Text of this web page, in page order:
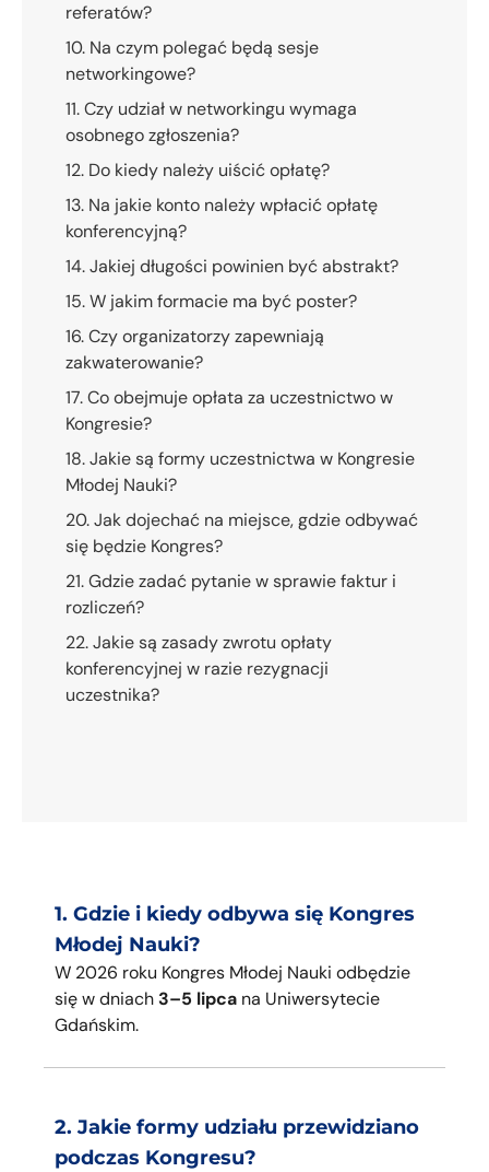
referatów?
10. Na czym polegać będą sesje
networkingowe?
11. Czy udział w networkingu wymaga
osobnego zgłoszenia?
12. Do kiedy należy uiścić opłatę?
13. Na jakie konto należy wpłacić opłatę
konferencyjną?
14. Jakiej długości powinien być abstrakt?
15. W jakim formacie ma być poster?
16. Czy organizatorzy zapewniają
zakwaterowanie?
17. Co obejmuje opłata za uczestnictwo w
Kongresie?
18. Jakie są formy uczestnictwa w Kongresie
Młodej Nauki?
20. Jak dojechać na miejsce, gdzie odbywać
się będzie Kongres?
21. Gdzie zadać pytanie w sprawie faktur i
rozliczeń?
22. Jakie są zasady zwrotu opłaty
konferencyjnej w razie rezygnacji
uczestnika?
1. Gdzie i kiedy odbywa się Kongres
Młodej Nauki?
W 2026 roku Kongres Młodej Nauki odbędzie
się w dniach 3–5 lipca na Uniwersytecie
Gdańskim.
2. Jakie formy udziału przewidziano
podczas Kongresu?